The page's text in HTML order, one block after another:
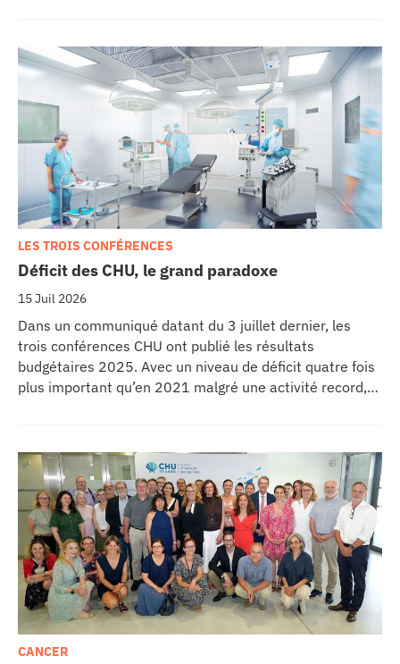
Déficit des CHU, le grand paradoxe
15 Juil 2026
LES TROIS CONFÉRENCES
Dans un communiqué datant du 3 juillet dernier, les
trois conférences CHU ont publié les résultats
budgétaires 2025. Avec un niveau de déficit quatre fois
plus important qu’en 2021 malgré une activité record,
CANCER